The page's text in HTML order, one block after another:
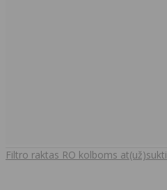
Filtro raktas RO kolboms at(už)sukti